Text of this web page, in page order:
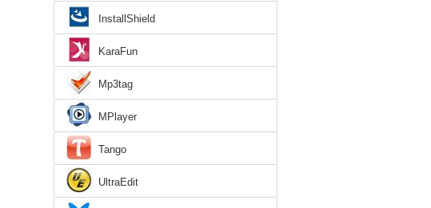
InstallShield
KaraFun
Mp3tag
MPlayer
Tango
UltraEdit